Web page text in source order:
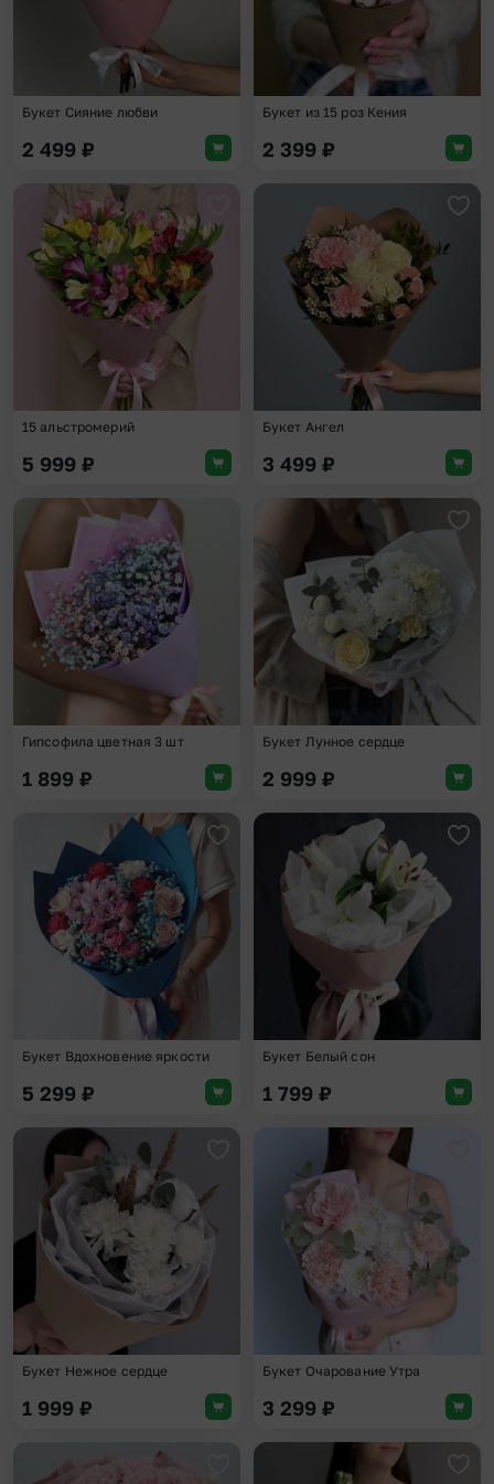
Букет Сияние любви
2 499 ₽
Букет из 15 роз Кения
2 399 ₽
Добавить в избранное
15 альстромерий
5 999 ₽
Букет Ангел
3 499 ₽
Добавить в избранное
Гипсофила цветная 3 шт
1 899 ₽
Букет Лунное сердце
2 999 ₽
Добавить в избранное
Букет Вдохновение яркости
5 299 ₽
Букет Белый сон
1 799 ₽
Добавить в избранное
Букет Нежное сердце
1 999 ₽
Букет Очарование Утра
3 299 ₽